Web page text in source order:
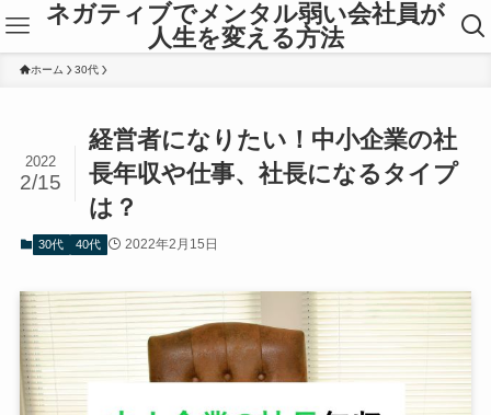
ネガティブでメンタル弱い会社員が
人生を変える方法
ホーム 30代
経営者になりたい！中小企業の社
長年収や仕事、社長になるタイプ
は？
2022
2/15
30代 40代 2022年2月15日